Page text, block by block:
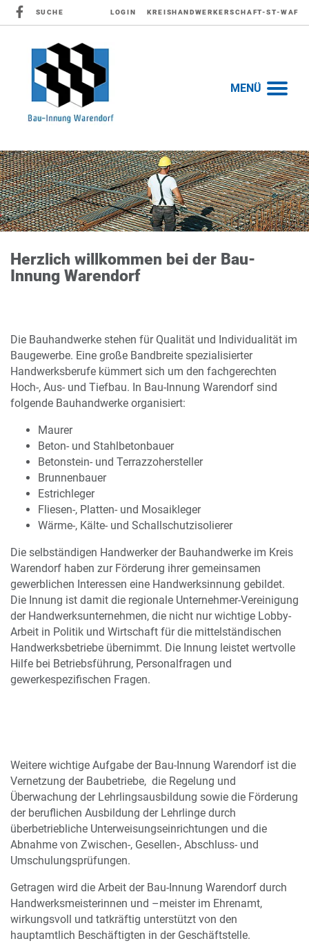
SUCHE LOGIN KREISHANDWERKERSCHAFT-ST-WAF
MENÜ
Herzlich willkommen bei der Bau-
Innung Warendorf
Die Bauhandwerke stehen für Qualität und Individualität im
Baugewerbe. Eine große Bandbreite spezialisierter
Handwerksberufe kümmert sich um den fachgerechten
Hoch-, Aus- und Tiefbau. In Bau-Innung Warendorf sind
folgende Bauhandwerke organisiert:
Maurer
Beton- und Stahlbetonbauer
Betonstein- und Terrazzohersteller
Brunnenbauer
Estrichleger
Fliesen-, Platten- und Mosaikleger
Wärme-, Kälte- und Schallschutzisolierer
Die selbständigen Handwerker der Bauhandwerke im Kreis
Warendorf haben zur Förderung ihrer gemeinsamen
gewerblichen Interessen eine Handwerksinnung gebildet.
Die Innung ist damit die regionale Unternehmer-Vereinigung
der Handwerksunternehmen, die nicht nur wichtige Lobby-
Arbeit in Politik und Wirtschaft für die mittelständischen
Handwerksbetriebe übernimmt. Die Innung leistet wertvolle
Hilfe bei Betriebsführung, Personalfragen und
gewerkespezifischen Fragen.
Weitere wichtige Aufgabe der Bau-Innung Warendorf ist die
Vernetzung der Baubetriebe, die Regelung und
Überwachung der Lehrlingsausbildung sowie die Förderung
der beruflichen Ausbildung der Lehrlinge durch
überbetriebliche Unterweisungseinrichtungen und die
Abnahme von Zwischen-, Gesellen-, Abschluss- und
Umschulungsprüfungen.
Getragen wird die Arbeit der Bau-Innung Warendorf durch
Handwerksmeisterinnen und –meister im Ehrenamt,
wirkungsvoll und tatkräftig unterstützt von den
hauptamtlich Beschäftigten in der Geschäftstelle.